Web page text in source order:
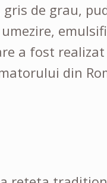
de grau,
a fost realizat
din